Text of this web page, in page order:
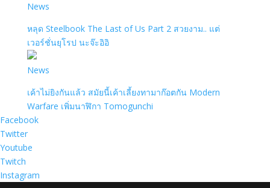
News
หลุด Steelbook The Last of Us Part 2 สวยงาม.. แต่
เวอร์ชั่นยุโรป นะจ๊ะอิอิ
News
เค้าไม่ยิงกันแล้ว สมัยนี้เค้าเลี้ยงทามาก๊อตกัน Modern
Warfare เพิ่มนาฬิกา Tomogunchi
Facebook
Twitter
Youtube
Twitch
Instagram